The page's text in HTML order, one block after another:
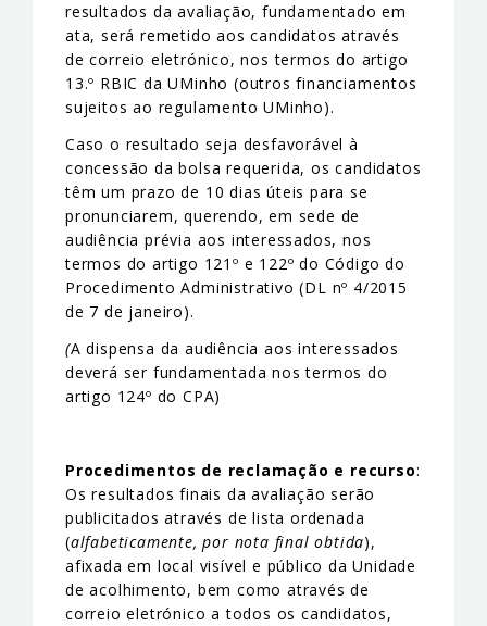
resultados da avaliação, fundamentado em
ata, será remetido aos candidatos através
de correio eletrónico, nos termos do artigo
13.º RBIC da UMinho (outros financiamentos
sujeitos ao regulamento UMinho).
Caso o resultado seja desfavorável à
concessão da bolsa requerida, os candidatos
têm um prazo de 10 dias úteis para se
pronunciarem, querendo, em sede de
audiência prévia aos interessados, nos
termos do artigo 121º e 122º do Código do
Procedimento Administrativo (DL nº 4/2015
de 7 de janeiro).
(A dispensa da audiência aos interessados
deverá ser fundamentada nos termos do
artigo 124º do CPA)
Procedimentos de reclamação e recurso:
Os resultados finais da avaliação serão
publicitados através de lista ordenada
(alfabeticamente, por nota final obtida),
afixada em local visível e público da Unidade
de acolhimento, bem como através de
correio eletrónico a todos os candidatos,